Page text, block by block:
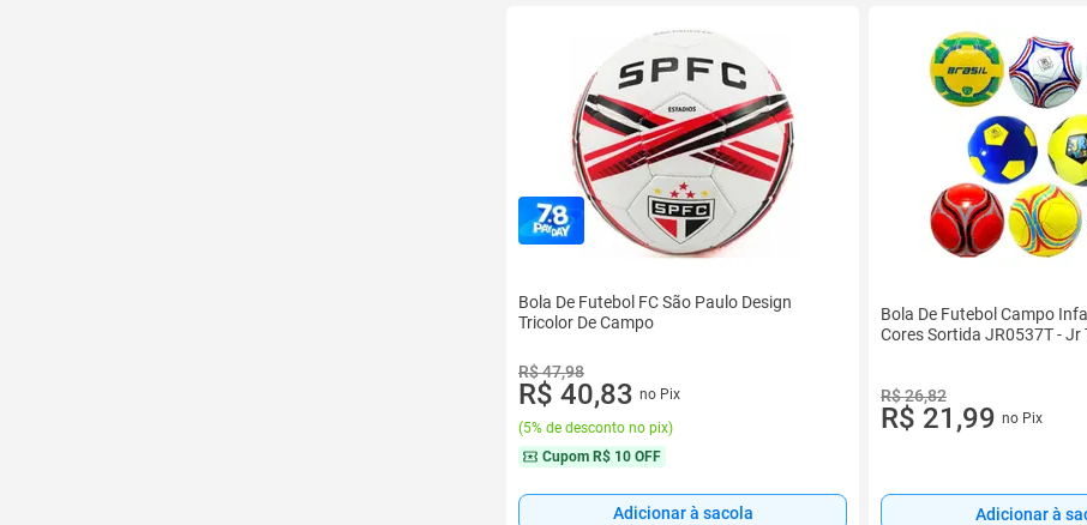
Bola De Futebol FC São Paulo Design
Tricolor De Campo
R$ 47,98
R$ 40,83 no Pix
(5% de desconto no pix)
Cupom R$ 10 OFF
Adicionar à sacola
Bola De Futebol Campo
Cores Sortida JR0537T - Jr
R$ 26,82
R$ 21,99 no Pix
Adicionar à